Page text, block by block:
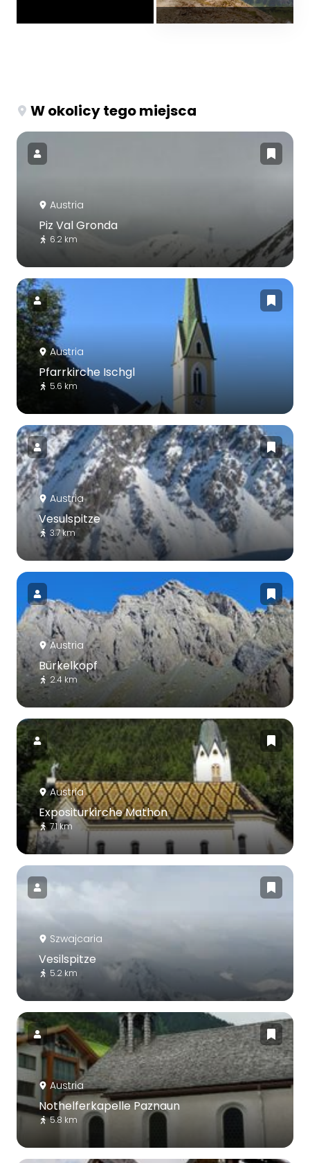
W okolicy tego miejsca
Austria
Piz Val Gronda
6.2 km
Austria
Pfarrkirche Ischgl
5.6 km
Austria
Vesulspitze
3.7 km
Austria
Bürkelkopf
2.4 km
Austria
Expositurkirche Mathon
7.1 km
Szwajcaria
Vesilspitze
5.2 km
Austria
Nothelferkapelle Paznaun
5.8 km